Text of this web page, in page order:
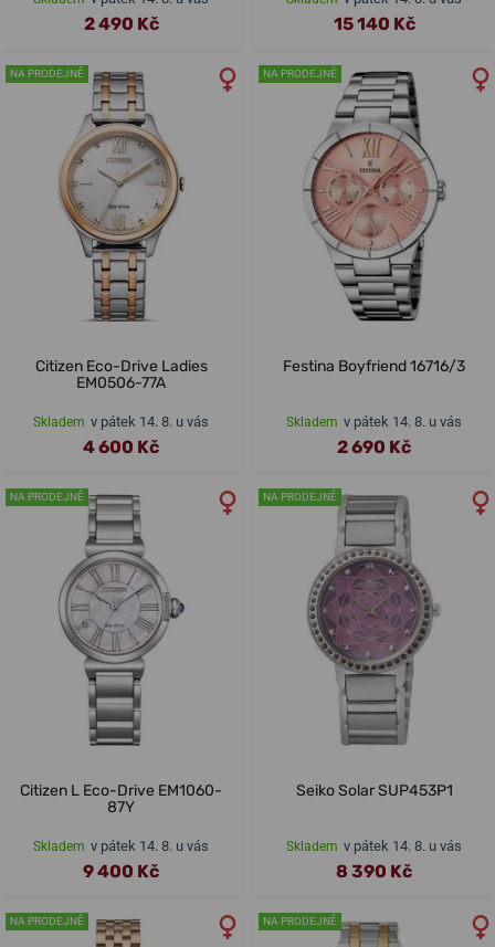
2 490 Kč 15 140 Kč
NA PRODEJNĚ
Citizen Eco-Drive Ladies
EM0506-77A
Skladem v pátek 14. 8. u vás
4 600 Kč
NA PRODEJNĚ
Festina Boyfriend 16716/3
Skladem v pátek 14. 8. u vás
2 690 Kč
NA PRODEJNĚ
Citizen L Eco-Drive EM1060-
87Y
Skladem v pátek 14. 8. u vás
9 400 Kč
NA PRODEJNĚ
Seiko Solar SUP453P1
Skladem v pátek 14. 8. u vás
8 390 Kč
NA PRODEJNĚ NA PRODEJNĚ